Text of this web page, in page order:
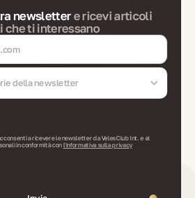
newslettere ricevi articoli
che ti interessano
della newsletter
a ricevere le newsletter da VelesClub Int. e al
in conformità conl'informativa sulla privacy